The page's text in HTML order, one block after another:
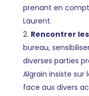
prenant en
Laurent.
Rencontrer
bureau,
diverses parties
Algrain insiste sur
face aux divers